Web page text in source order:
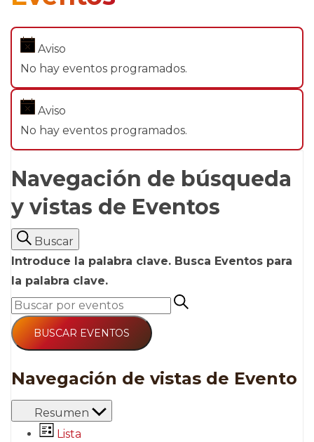
Aviso
No hay eventos programados.
Aviso
No hay eventos programados.
Navegación de búsqueda
y vistas de Eventos
Buscar
Introduce la palabra clave. Busca Eventos para
la palabra clave.
BUSCAR EVENTOS
Navegación de vistas de Evento
Resumen
Lista